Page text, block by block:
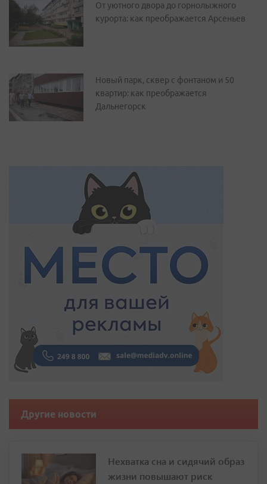
От уютного двора до горнолыжного
курорта: как преображается Арсеньев
Новый парк, сквер с фонтаном и 50
квартир: как преображается
Дальнегорск
Другие новости
Нехватка сна и сидячий образ
жизни повышают риск